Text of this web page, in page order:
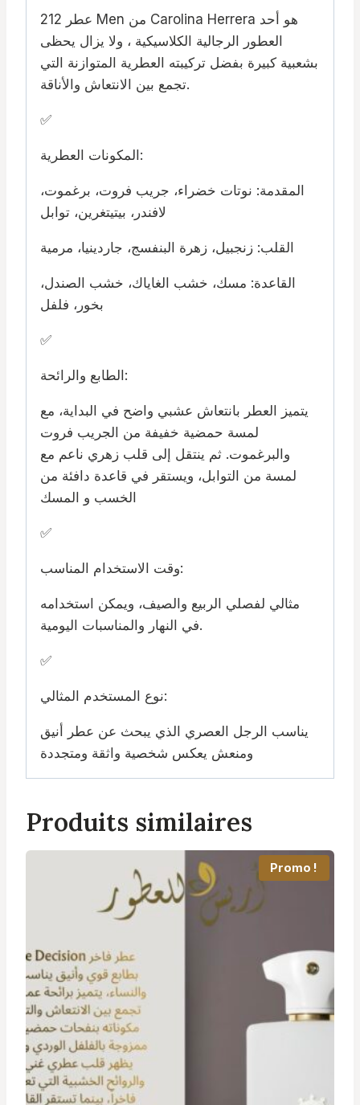
عطر 212 Men من Carolina Herrera هو أحد
العطور الرجالية الكلاسيكية ، ولا يزال يحظى
بشعبية كبيرة بفضل تركيبته العطرية المتوازنة التي
تجمع بين الانتعاش والأناقة.
✅
المكونات العطرية:
المقدمة: نوتات خضراء، جريب فروت، برغموت،
لافندر، بيتيتغرين، توابل
القلب: زنجبيل، زهرة البنفسج، جاردينيا، مرمية
القاعدة: مسك، خشب الغاياك، خشب الصندل،
بخور، فلفل
✅
الطابع والرائحة:
يتميز العطر بانتعاش عشبي واضح في البداية، مع
لمسة حمضية خفيفة من الجريب فروت
والبرغموت. ثم ينتقل إلى قلب زهري ناعم مع
لمسة من التوابل، ويستقر في قاعدة دافئة من
الخسب و المسك
✅
وقت الاستخدام المناسب:
مثالي لفصلي الربيع والصيف، ويمكن استخدامه
في النهار والمناسبات اليومية.
✅
نوع المستخدم المثالي:
يناسب الرجل العصري الذي يبحث عن عطر أنيق
ومنعش يعكس شخصية واثقة ومتجددة
Produits similaires
Promo !